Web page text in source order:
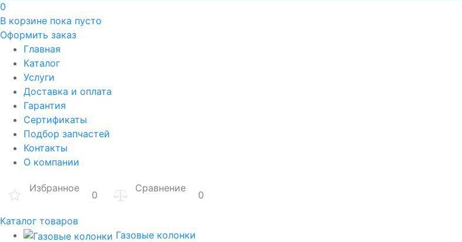
0
В корзине пока пусто
Оформить заказ
Главная
Каталог
Услуги
Доставка и оплата
Гарантия
Сертификаты
Подбор запчастей
Контакты
О компании
Избранное
0
Сравнение
0
Каталог товаров
Газовые колонки